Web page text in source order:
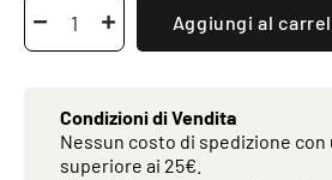
Aggiungi al
Condizioni di Vendita
Nessun costo di spedizione con
superiore ai 25€.